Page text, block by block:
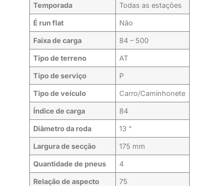
Temporada Todas as estações
É run flat Não
Faixa de carga 84 – 500
Tipo de terreno AT
Tipo de serviço P
Tipo de veículo Carro/Caminhonete
Índice de carga 84
Diâmetro da roda 13 "
Largura de secção 175 mm
Quantidade de pneus 4
Relação de aspecto 75